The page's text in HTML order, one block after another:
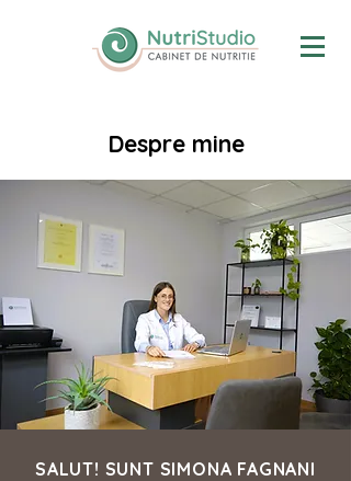
Despre mine
SALUT! SUNT SIMONA FAGNANI